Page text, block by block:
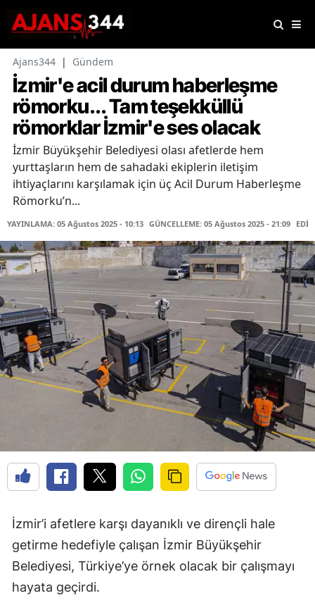
Ajans344 | Gündem
İzmir'e acil durum haberleşme
römorku... Tam teşekküllü
römorklar İzmir'e ses olacak
İzmir Büyükşehir Belediyesi olası afetlerde hem
yurttaşların hem de sahadaki ekiplerin iletişim
ihtiyaçlarını karşılamak için üç Acil Durum Haberleşme
Römorku’n...
YAYINLAMA: 05 Ağustos 2025 - 10:13 GÜNCELLEME: 05 Ağustos 2025 - 21:09
İzmir’i afetlere karşı dayanıklı ve dirençli hale
getirme hedefiyle çalışan İzmir Büyükşehir
Belediyesi, Türkiye’ye örnek olacak bir çalışmayı
hayata geçirdi.